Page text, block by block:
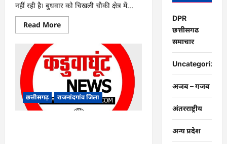
नहीं रही है। बुधवार को चिखली चौकी क्षेत्र में...
Read MoreRead
more
युवक
पर
चाकू
जानलेवा
हमला,
चार
आरोपी
छत्तीसगढ़ राजनांदगांव जिला
DPR
छत्तीसगढ
समाचार
Uncategorized
अजब – गजब
अंतरराष्ट्रीय
अन्य प्रदेश